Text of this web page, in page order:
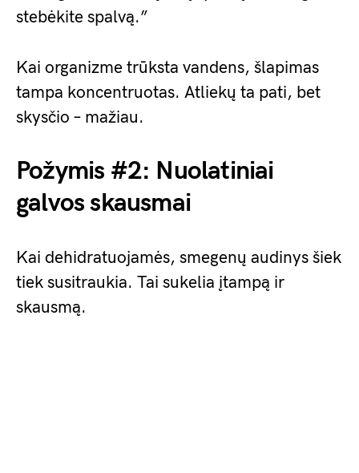
stebėkite spalvą.”
Kai organizme trūksta vandens, šlapimas
tampa koncentruotas. Atliekų ta pati, bet
skysčio – mažiau.
Požymis #2: Nuolatiniai
galvos skausmai
Kai dehidratuojamės, smegenų audinys šiek
tiek susitraukia. Tai sukelia įtampą ir
skausmą.